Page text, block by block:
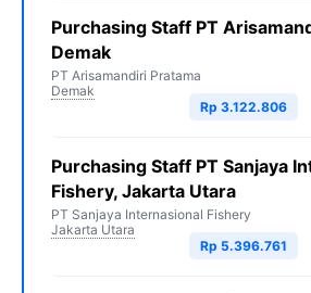
Purchasing Staff PT
Demak
PT Arisamandiri Pratama
Demak
Rp 3.122.806
Purchasing Staff PT Sanjaya
Fishery, Jakarta Utara
PT Sanjaya Internasional Fishery
Jakarta Utara
Rp 5.396.761